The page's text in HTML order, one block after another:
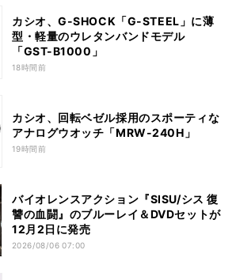
カシオ、G-SHOCK「G-STEEL」に薄
型・軽量のウレタンバンドモデル
「GST-B1000」
18時間前
カシオ、回転ベゼル採用のスポーティな
アナログウオッチ「MRW-240H」
19時間前
バイオレンスアクション『SISU/シス 復
讐の血闘』のブルーレイ＆DVDセットが
12月2日に発売
2026/08/06 07:00